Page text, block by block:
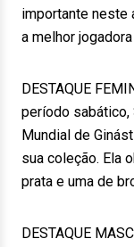
importante neste
a melhor
DESTAQUE
período
Mundial de
sua coleção. Ela
prata e uma de
DESTAQUE